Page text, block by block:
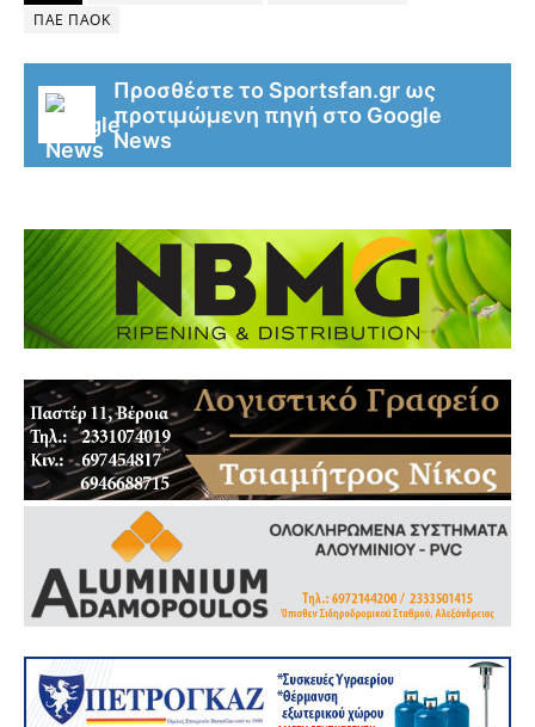
ΠΑΕ ΠΑΟΚ
Προσθέστε το Sportsfan.gr ως
προτιμώμενη πηγή στο Google
News